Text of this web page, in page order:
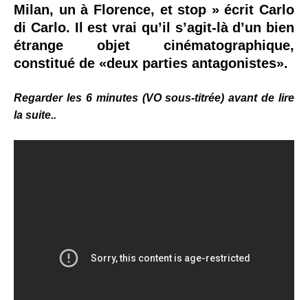
Milan, un à Florence, et stop » écrit Carlo
di Carlo. Il est vrai qu’il s’agit-là d’un bien
étrange objet cinématographique,
constitué de «deux parties antagonistes».
Regarder les 6 minutes (VO sous-titrée) avant de lire
la suite..